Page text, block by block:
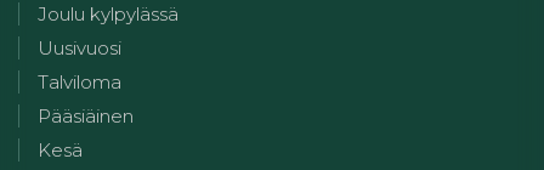
Joulu kylpylässä
Uusivuosi
Talviloma
Pääsiäinen
Kesä